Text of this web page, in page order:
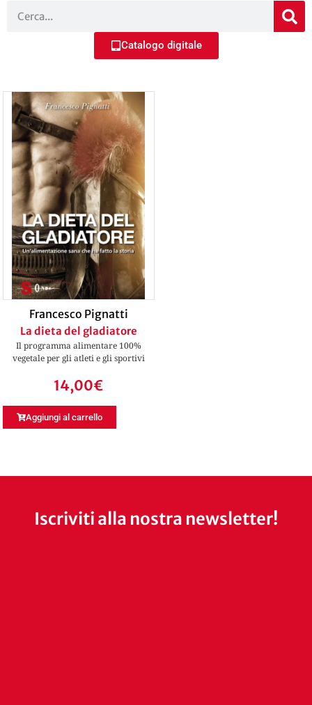
Catalogo digitale
Francesco Pignatti
La dieta del gladiatore
Il programma alimentare 100%
vegetale per gli atleti e gli sportivi
14,00€
Aggiungi al carrello
Iscriviti alla nostra newsletter!